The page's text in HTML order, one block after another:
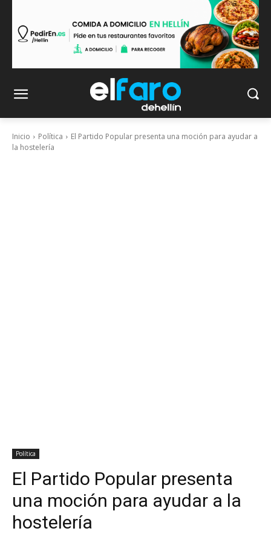
Inicio Política
El Partido Popular presenta una moción para ayudar a
la hostelería
Política
El Partido Popular presenta
una moción para ayudar a la
hostelería